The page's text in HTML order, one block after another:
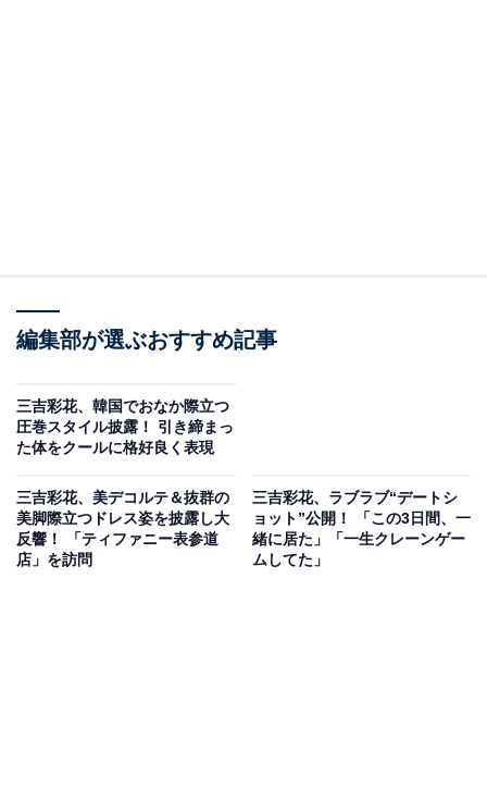
編集部が選ぶおすすめ記事
三吉彩花、韓国でおなか際立つ
圧巻スタイル披露！ 引き締まっ
た体をクールに格好良く表現
三吉彩花、美デコルテ＆抜群の
美脚際立つドレス姿を披露し大
反響！ 「ティファニー表参道
店」を訪問
三吉彩花、ラブラブ“デートシ
ョット”公開！ 「この3日間、一
緒に居た」「一生クレーンゲー
ムしてた」